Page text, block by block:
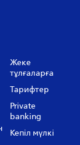
Жеке
тұлғаларға
Тарифтер
Private
banking
Кепіл мүлкі